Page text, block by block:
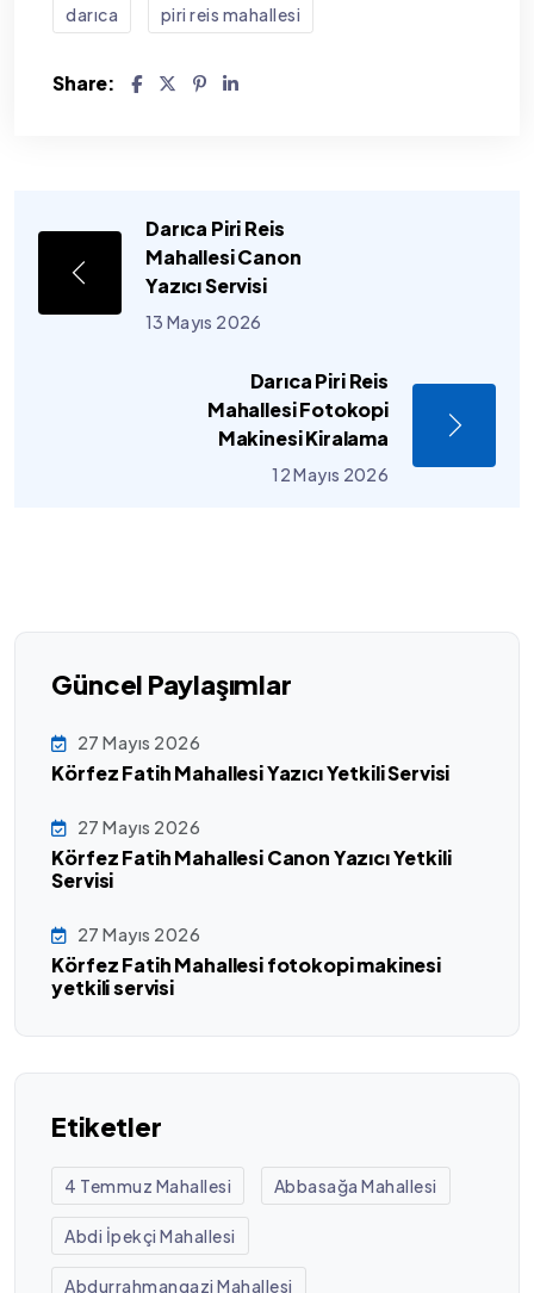
darıca piri reis mahallesi
Share:
Darıca Piri Reis
Mahallesi Canon
Yazıcı Servisi
13 Mayıs 2026
Darıca Piri Reis
Mahallesi Fotokopi
Makinesi Kiralama
12 Mayıs 2026
Güncel Paylaşımlar
27 Mayıs 2026
Körfez Fatih Mahallesi Yazıcı Yetkili Servisi
27 Mayıs 2026
Körfez Fatih Mahallesi Canon Yazıcı Yetkili
Servisi
27 Mayıs 2026
Körfez Fatih Mahallesi fotokopi makinesi
yetkili servisi
Etiketler
4 Temmuz Mahallesi Abbasağa Mahallesi
Abdi İpekçi Mahallesi
Abdurrahmangazi Mahallesi